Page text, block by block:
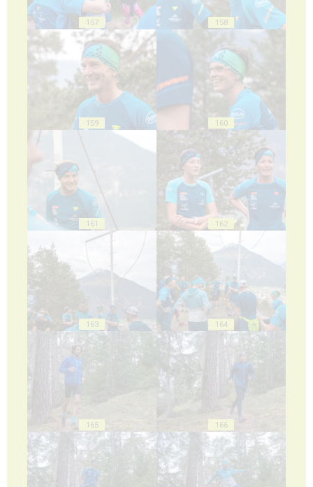
157 158
159 160
161 162
163 164
165 166